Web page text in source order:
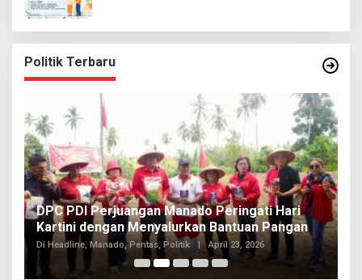
Politik Terbaru
DPC PDI Perjuangan Manado Peringati Hari
Kartini dengan Menyalurkan Bantuan Pangan
Di Headline, Manado, Pentas, Politik | April 23, 2026